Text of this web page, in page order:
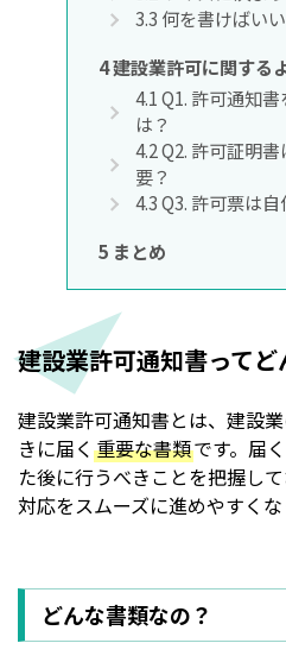
3.3 何を書けばい
4建設業許可に関する
4.1Q1. 許可通知
は？
4.2Q2. 許可証明
要？
4.3Q3. 許可票は
5 まとめ
建設業許可通知書ってど
建設業許可通知書とは、建設
きに届く 重要な書類です。届
た後に行うべきことを把握し
対応をスムーズに進めやすくな
どんな書類なの？